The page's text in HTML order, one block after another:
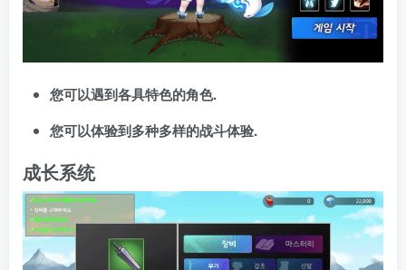
您可以遇到各具特色的角色.
您可以体验到多种多样的战斗体验.
成长系统